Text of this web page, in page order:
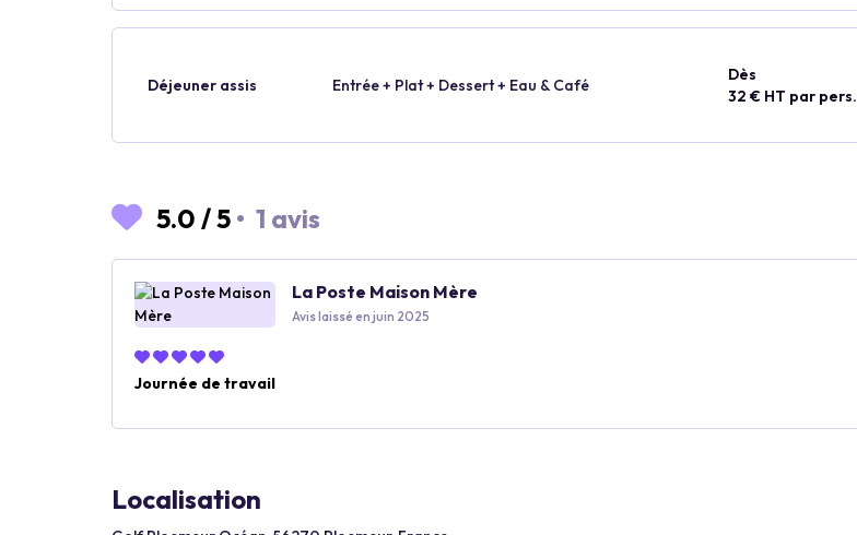
Déjeuner assis Entrée + Plat + Dessert + Eau & Café
Dès
32 € HT par pers.
5.0 /5 • 1 avis
La Poste Maison Mère
Avis laissé en juin 2025
Journée de travail
Localisation